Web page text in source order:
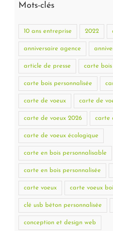
Mots-clés
10 ans entreprise 2022
anniversaire agence
article de presse carte bois
carte bois personnalisée
carte de voeux carte de
carte de voeux 2026 carte
carte de voeux écologique
carte en bois personnalisable
carte en bois personnalisée
carte voeux carte voeux
clé usb béton personnalisée
conception et design web